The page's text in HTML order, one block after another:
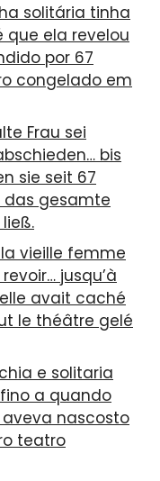
solitária tinha
que ela revelou
por 67
congelado em
Frau sei
bis
sie seit 67
das gesamte
vieille femme
jusqu’à
avait caché
le théâtre gelé
e solitaria
a quando
nascosto
teatro